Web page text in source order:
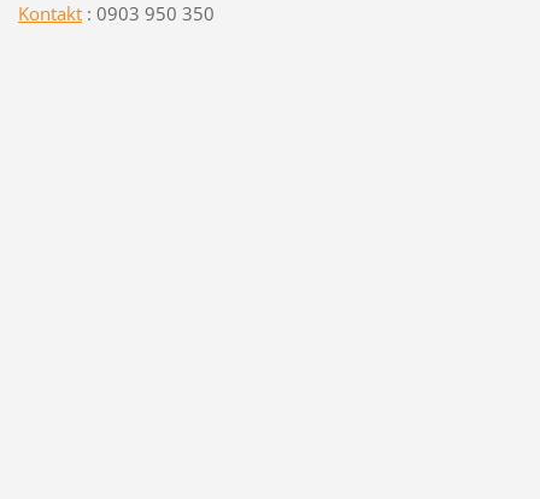
Kontakt: 0903 950 350